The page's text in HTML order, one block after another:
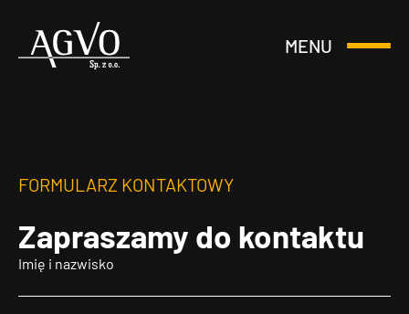
Header
MENU
Otwórz
FORMULARZ KONTAKTOWY
Zapraszamy do kontaktu